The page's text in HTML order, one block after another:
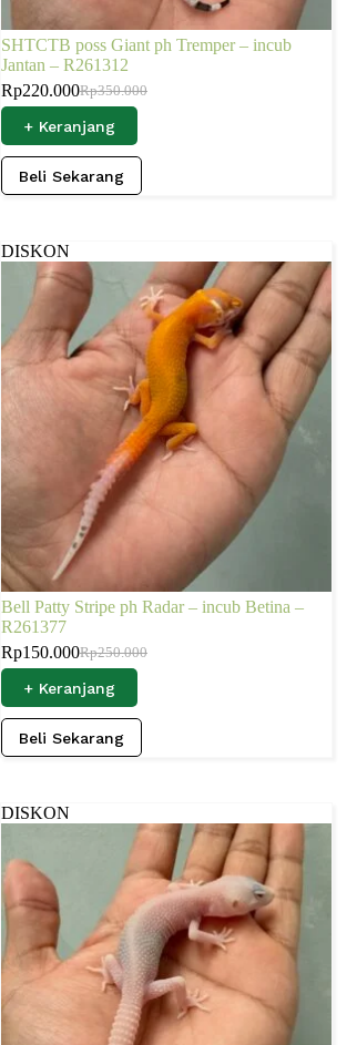
SHTCTB poss Giant ph Tremper – incub
Jantan – R261312
Rp350.000
Rp220.000
+ Keranjang
Beli Sekarang
DISKON
Bell Patty Stripe ph Radar – incub Betina –
R261377
Rp250.000
Rp150.000
+ Keranjang
Beli Sekarang
DISKON